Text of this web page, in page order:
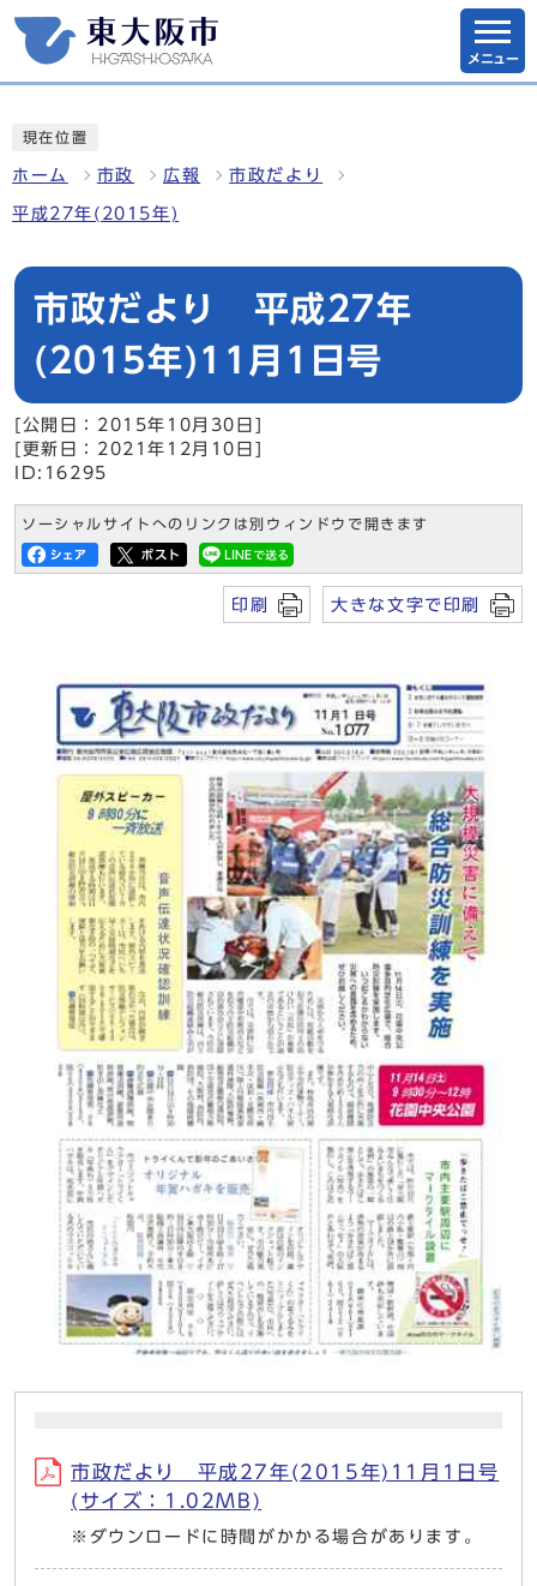
メニュー
現在位置
ホーム 市政 広報 市政だより
平成27年(2015年)
市政だより 平成27年
(2015年)11月1日号
[公開日：2015年10月30日]
[更新日：2021年12月10日]
ID:16295
ソーシャルサイトへのリンクは別ウィンドウで開きます
印刷 大きな文字で印刷
市政だより 平成27年(2015年)11月1日号
(サイズ：1.02MB)
※ダウンロードに時間がかかる場合があります。